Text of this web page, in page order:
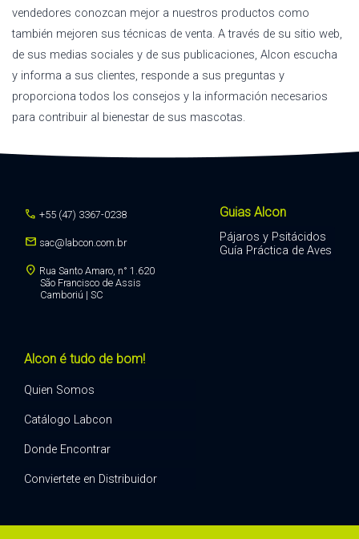
vendedores conozcan mejor a nuestros productos como
también mejoren sus técnicas de venta. A través de su sitio web,
de sus medias sociales y de sus publicaciones, Alcon escucha
y informa a sus clientes, responde a sus preguntas y
proporciona todos los consejos y la información necesarios
para contribuir al bienestar de sus mascotas.
call +55 (47) 3367-0238
mail sac@labcon.com.br
location_on Rua Santo Amaro, n° 1.620
São Francisco de Assis
Camboriú | SC
Alcon é tudo de bom!
Quien Somos
Catálogo Labcon
Donde Encontrar
Conviertete en Distribuidor
Guias Alcon
Pájaros y Psitácidos
Guía Práctica de Aves